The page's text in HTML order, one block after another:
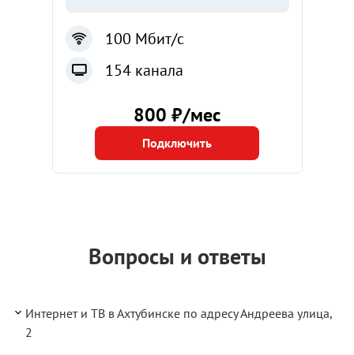
100 Мбит/с
154 канала
800 ₽/мес
Подключить
Вопросы и ответы
Интернет и ТВ в Ахтубинске по адресу Андреева улица,
2